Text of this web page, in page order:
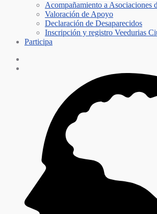
Acompañamiento a Asociaciones
Valoración de Apoyo
Declaración de Desaparecidos
Inscripción y registro Veedurias
Participa